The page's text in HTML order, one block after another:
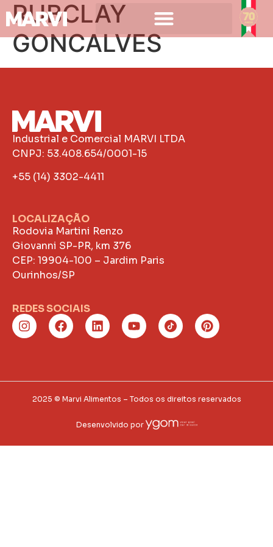
RUBCLAY
GONCALVES
Industrial e Comercial MARVI LTDA
CNPJ: 53.408.654/0001-15
+55 (14) 3302-4411
LOCALIZAÇÃO
Rodovia Martini Renzo
Giovanni SP-PR, km 376
CEP: 19904-100 – Jardim Paris
Ourinhos/SP
REDES SOCIAIS
2025 © Marvi Alimentos – Todos os direitos reservados
Desenvolvido por